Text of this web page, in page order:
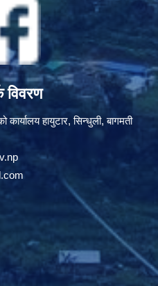
विवरण
कार्यालय हायुटार, सिन्धुली, बागमती